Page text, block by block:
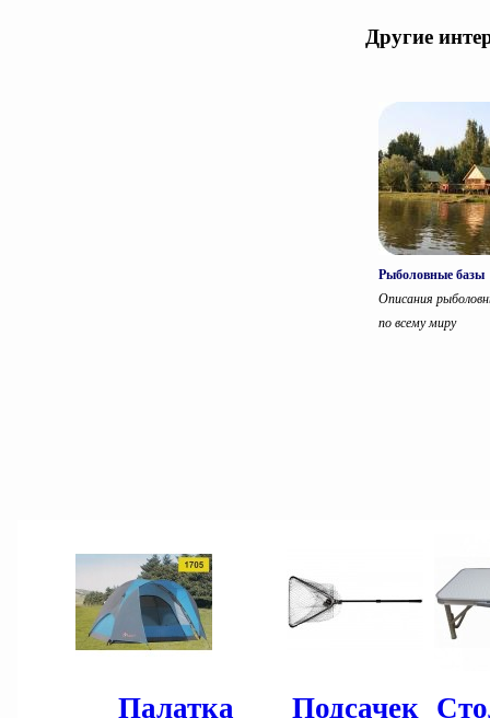
Другие
Рыболовные базы
Описания
по всему миру